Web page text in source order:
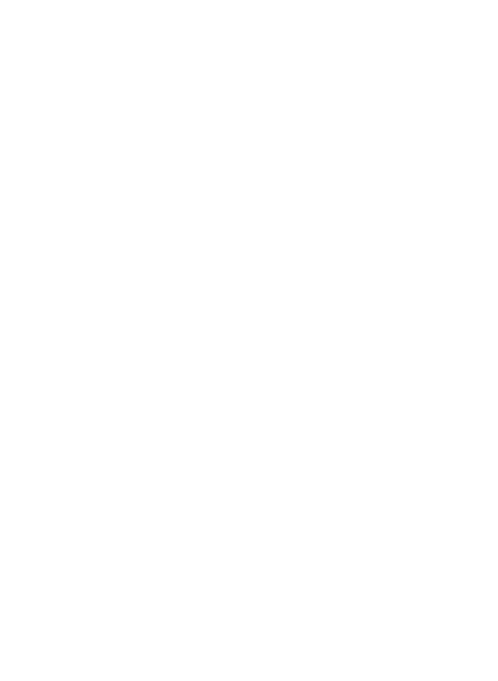
はありません。
品に未対応品が
年1月12日よ